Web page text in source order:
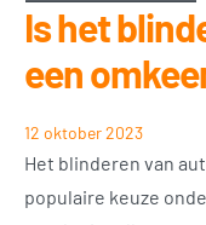
Is het
een
12 oktober 2023
Het blinderen van
populaire keuze